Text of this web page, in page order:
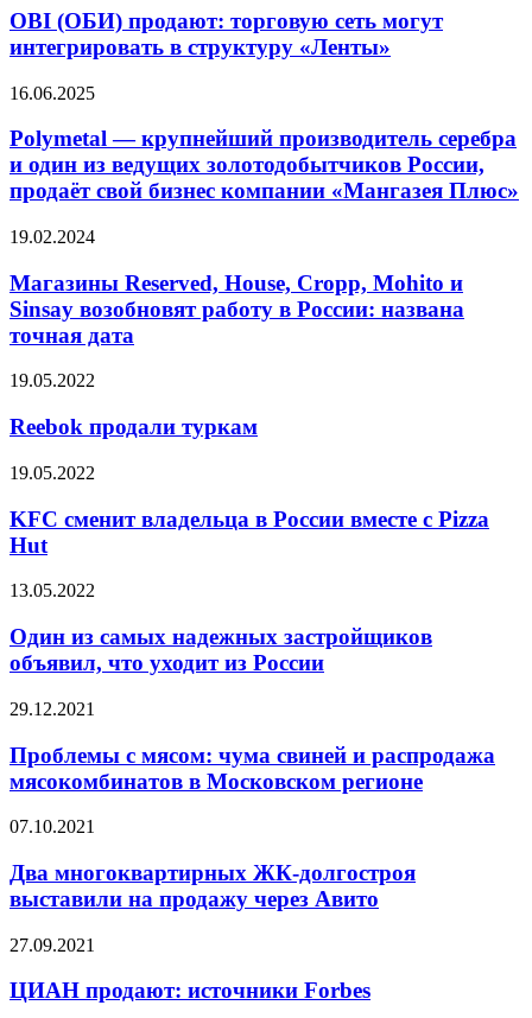
OBI (ОБИ) продают: торговую сеть могут
интегрировать в структуру «Ленты»
16.06.2025
Polymetal — крупнейший производитель серебра
и один из ведущих золотодобытчиков России,
продаёт свой бизнес компании «Мангазея Плюс»
19.02.2024
Магазины Reserved, House, Cropp, Mohito и
Sinsay возобновят работу в России: названа
точная дата
19.05.2022
Reebok продали туркам
19.05.2022
KFC сменит владельца в России вместе с Pizza
Hut
13.05.2022
Один из самых надежных застройщиков
объявил, что уходит из России
29.12.2021
Проблемы с мясом: чума свиней и распродажа
мясокомбинатов в Московском регионе
07.10.2021
Два многоквартирных ЖК-долгостроя
выставили на продажу через Авито
27.09.2021
ЦИАН продают: источники Forbes